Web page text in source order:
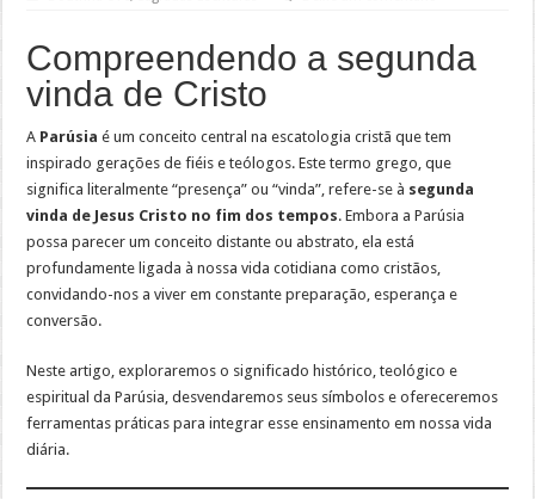
Compreendendo a segunda
vinda de Cristo
A Parúsia é um conceito central na escatologia cristã que tem
inspirado gerações de fiéis e teólogos. Este termo grego, que
significa literalmente “presença” ou “vinda”, refere-se à segunda
vinda de Jesus Cristo no fim dos tempos. Embora a Parúsia
possa parecer um conceito distante ou abstrato, ela está
profundamente ligada à nossa vida cotidiana como cristãos,
convidando-nos a viver em constante preparação, esperança e
conversão.
Neste artigo, exploraremos o significado histórico, teológico e
espiritual da Parúsia, desvendaremos seus símbolos e ofereceremos
ferramentas práticas para integrar esse ensinamento em nossa vida
diária.